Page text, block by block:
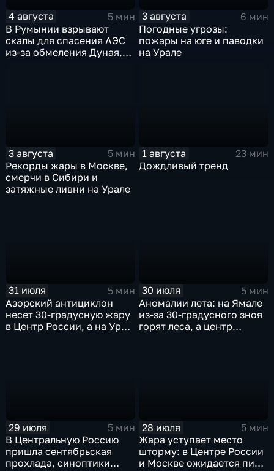
4 августа
5 мин
В Румынии взрывают
скалы для спасения АЭС
из-за обмеления Дуная,
3 августа
6 мин
Погодные угрозы:
пожары на юге и паводки
на Урале
3 августа
5 мин
Рекорды жары в Москве,
смерчи в Сибири и
затяжные ливни на Урале
1 августа
23 мин
Дождливый тренд
31 июля
5 мин
Азорский антициклон
несет 30-градусную жару
в Центр России, а на Урал
30 июля
5 мин
Аномалии лета: на Ямале
из-за 30-градусного зноя
горят леса, а центр
29 июля
5 мин
В Центральную Россию
пришла сентябрьская
прохлада, синоптики
28 июля
5 мин
Жара уступает место
шторму: в Центре России
и Москве ожидается пик